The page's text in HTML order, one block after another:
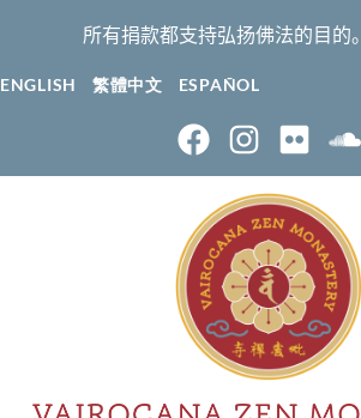
所有捐款都支持弘扬佛法的目的。
ENGLISH 繁體中文 ESPAÑOL